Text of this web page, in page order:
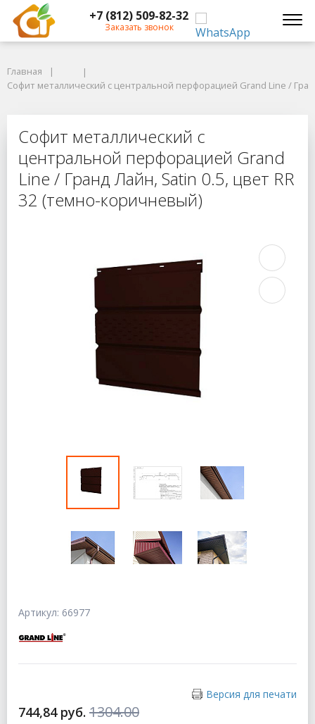
+7 (812) 509-82-32
Заказать звонок
Софит металлический с центральной перфорацией Grand Line /
Софит металлический с
Главная
Софит металлический с центральной перфорацией Grand Line /
Софит металлический с
центральной перфорацией Grand
Line / Гранд Лайн, Satin 0.5, цвет RR
32 (темно-коричневый)
Артикул: 66977
Версия для печати
744,84 руб. 1304.00